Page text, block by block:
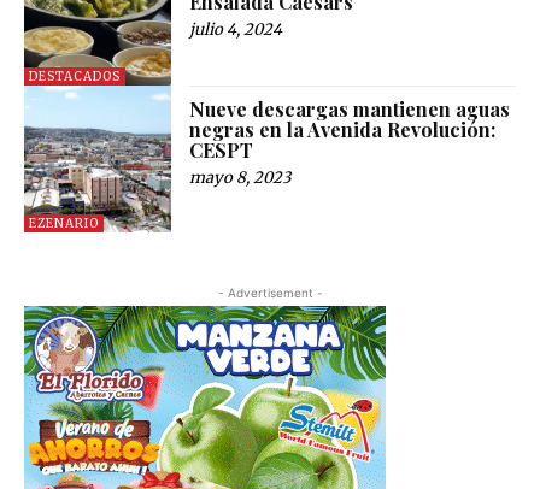
DESTACADOS
julio 4, 2024
EZENARIO
Nueve descargas mantienen aguas
negras en la Avenida Revolución:
CESPT
mayo 8, 2023
- Advertisement -